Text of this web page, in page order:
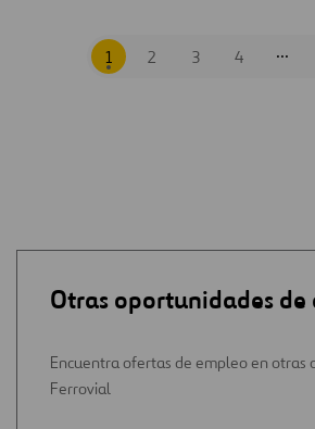
1 2 3 4 ...
Otras oportunidades de
Encuentra ofertas de empleo en otras
Ferrovial